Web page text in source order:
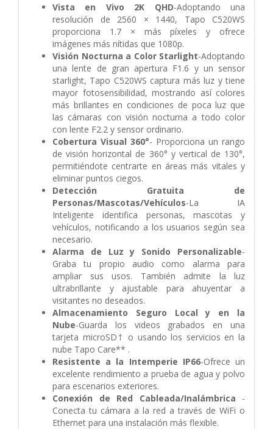
Vista en Vivo 2K QHD-Adoptando una
resolución de 2560 × 1440, Tapo C520WS
proporciona 1.7 × más píxeles y ofrece
imágenes más nítidas que 1080p.
Visión Nocturna a Color Starlight-Adoptando
una lente de gran apertura F1.6 y un sensor
starlight, Tapo C520WS captura más luz y tiene
mayor fotosensibilidad, mostrando así colores
más brillantes en condiciones de poca luz que
las cámaras con visión nocturna a todo color
con lente F2.2 y sensor ordinario.
Cobertura Visual 360°- Proporciona un rango
de visión horizontal de 360° y vertical de 130°,
permitiéndote centrarte en áreas más vitales y
eliminar puntos ciegos.
Detección Gratuita de
Personas/Mascotas/Vehículos-La IA
Inteligente identifica personas, mascotas y
vehículos, notificando a los usuarios según sea
necesario.
Alarma de Luz y Sonido Personalizable-
Graba tu propio audio como alarma para
ampliar sus usos. También admite la luz
ultrabrillante y ajustable para ahuyentar a
visitantes no deseados.
Almacenamiento Seguro Local y en la
Nube-Guarda los videos grabados en una
tarjeta microSD† o usando los servicios en la
nube Tapo Care** .
Resistente a la Intemperie IP66-Ofrece un
excelente rendimiento a prueba de agua y polvo
para escenarios exteriores.
Conexión de Red Cableada/Inalámbrica -
Conecta tu cámara a la red a través de WiFi o
Ethernet para una instalación más flexible.